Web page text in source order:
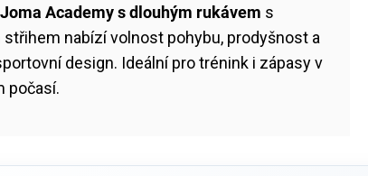
Academy s dlouhým rukávem s
střihem nabízí volnost pohybu, prodyšnost a
design. Ideální pro trénink i zápasy v
počasí.